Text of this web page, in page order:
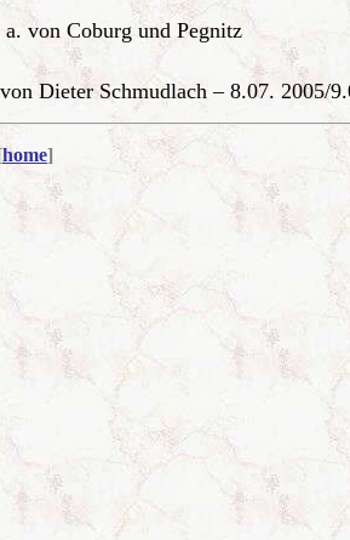
von Coburg und Pegnitz
von Dieter Schmudlach –
home]